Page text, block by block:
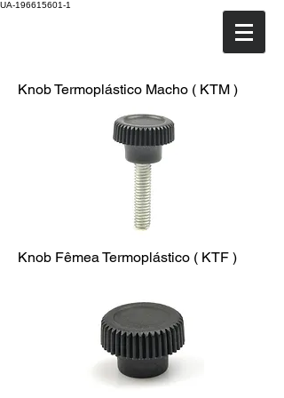
UA-196615601-1
Knob Termoplástico Macho ( KTM )
Knob Fêmea Termoplástico ( KTF )